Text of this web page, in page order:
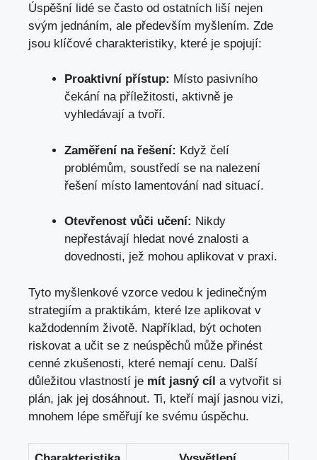
Úspěšní lidé se často od ostatních liší nejen
svým jednáním, ale především myšlením. Zde
jsou klíčové charakteristiky, které je spojují:
Proaktivní přístup: Místo pasivního
čekání na příležitosti, aktivně je
vyhledávají a tvoří.
Zaměření na řešení: Když čelí
problémům, soustředí se na nalezení
řešení místo lamentování nad situací.
Otevřenost vůči učení: Nikdy
nepřestávají hledat nové znalosti a
dovednosti, jež mohou aplikovat v praxi.
Tyto myšlenkové vzorce vedou k jedinečným
strategiím a praktikám, které lze aplikovat v
každodenním životě. Například, být ochoten
riskovat a učit se z neúspěchů může přinést
cenné zkušenosti, které nemají cenu. Další
důležitou vlastností je mít jasný cíl a vytvořit si
plán, jak jej dosáhnout. Ti, kteří mají jasnou vizi,
mnohem lépe směřují ke svému úspěchu.